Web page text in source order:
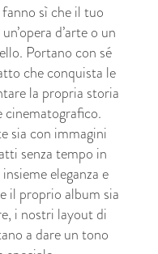
sì che il tuo
d’arte o un
Portano con sé
che conquista le
la propria storia
cinematografico.
sia con immagini
senza tempo in
eleganza e
il proprio album sia
i nostri layout di
a dare un tono